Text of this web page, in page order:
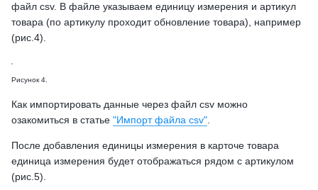
файл csv. В файле указываем единицу измерения и артикул
товара (по артикулу проходит обновление товара), например
(рис.4).
Рисунок 4.
Как импортировать данные через файл csv можно
озакомиться в статье "Импорт файла csv"
После добавления единицы измерения в карточе товара
единица измерения будет отображаться рядом с артикулом
(рис.5).